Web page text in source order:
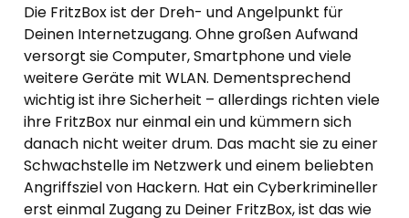
Die FritzBox ist der Dreh- und Angelpunkt für
Deinen Internetzugang. Ohne großen Aufwand
versorgt sie Computer, Smartphone und viele
weitere Geräte mit WLAN. Dementsprechend
wichtig ist ihre Sicherheit – allerdings richten viele
ihre FritzBox nur einmal ein und kümmern sich
danach nicht weiter drum. Das macht sie zu einer
Schwachstelle im Netzwerk und einem beliebten
Angriffsziel von Hackern. Hat ein Cyberkrimineller
erst einmal Zugang zu Deiner FritzBox, ist das wie